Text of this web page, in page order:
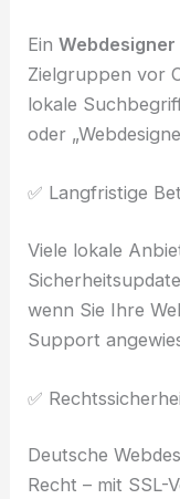
EinWebdesigner
Zielgruppen vor
lokale
oder
✅ Langfristige
Viele lokale
wenn Sie Ihre
Support
✅
Deutsche
Recht – mit SSL-